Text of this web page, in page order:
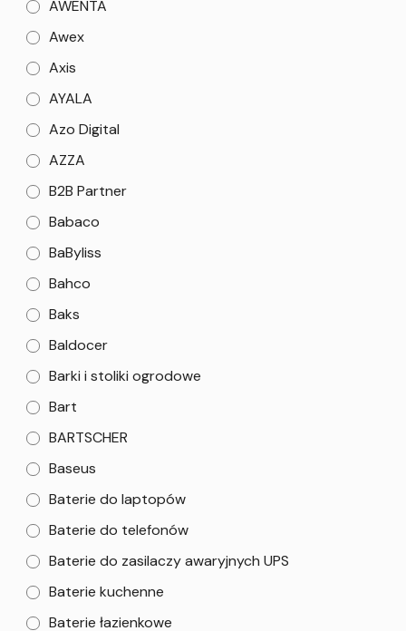
AWENTA
Awex
Axis
AYALA
Azo Digital
AZZA
B2B Partner
Babaco
BaByliss
Bahco
Baks
Baldocer
Barki i stoliki ogrodowe
Bart
BARTSCHER
Baseus
Baterie do laptopów
Baterie do telefonów
Baterie do zasilaczy awaryjnych UPS
Baterie kuchenne
Baterie łazienkowe